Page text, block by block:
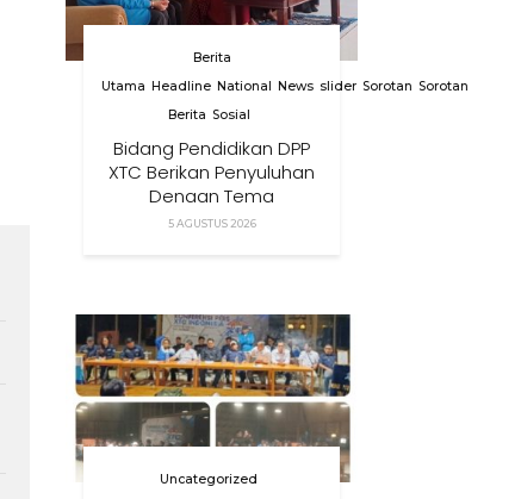
Berita
Utama
Headline National News slider Sorotan Sorotan
Berita Sosial
Bidang Pendidikan DPP
XTC Berikan Penyuluhan
Dengan Tema
Membangun Peran
5 AGUSTUS 2026
Uncategorized